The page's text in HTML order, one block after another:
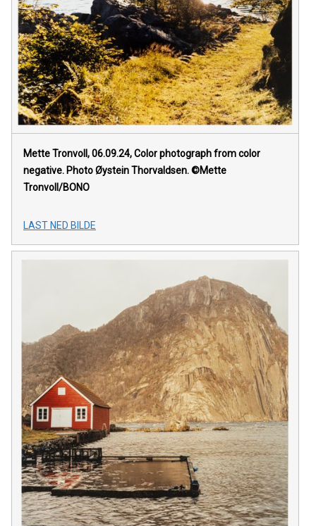
Mette Tronvoll, 06.09.24, Color photograph from color
negative. Photo Øystein Thorvaldsen. ©Mette
Tronvoll/BONO
LAST NED BILDE